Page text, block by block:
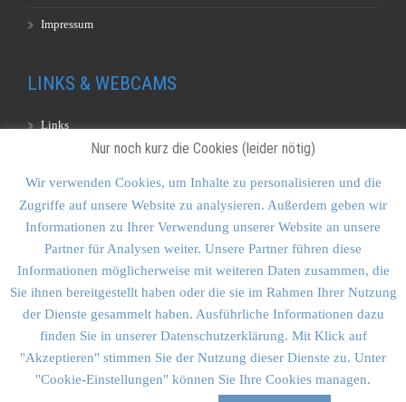
Impressum
LINKS & WEBCAMS
Links
KONTAKT & SITEMAP
Kontakt
Sitemap
Vulkankultour-BUFF®
Nur noch kurz die Cookies (leider nötig)
Wir verwenden Cookies, um Inhalte zu personalisieren und die
Zugriffe auf unsere Website zu analysieren. Außerdem geben wir
Informationen zu Ihrer Verwendung unserer Website an unsere
Partner für Analysen weiter. Unsere Partner führen diese
Informationen möglicherweise mit weiteren Daten zusammen, die
Sie ihnen bereitgestellt haben oder die sie im Rahmen Ihrer Nutzung
der Dienste gesammelt haben. Ausführliche Informationen dazu
finden Sie in unserer Datenschutzerklärung. Mit Klick auf
"Akzeptieren" stimmen Sie der Nutzung dieser Dienste zu. Unter
"Cookie-Einstellungen" können Sie Ihre Cookies managen.